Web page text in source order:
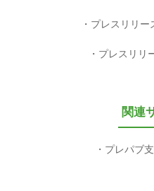
プレスリリー
プレスリリ
関連
プレパブ